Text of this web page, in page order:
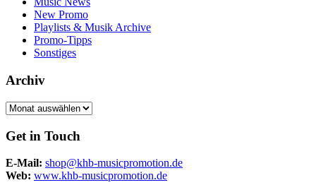
New Promo
Playlists & Musik Archive
Promo-Tipps
Sonstiges
Archiv
Archiv
Get in Touch
E-Mail: shop@khb-musicpromotion.de
Web: www.khb-musicpromotion.de